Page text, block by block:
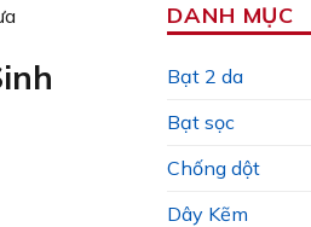
DANH MỤC
Bạt 2 da
Bạt sọc
Chống dột
Dây Kẽm